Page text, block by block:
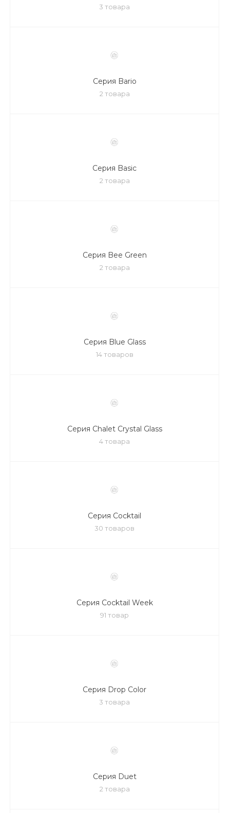
3 товара
Серия Bario
2 товара
Серия Basic
2 товара
Серия Bee Green
2 товара
Серия Blue Glass
14 товаров
Серия Chalet Crystal Glass
4 товара
Серия Cocktail
30 товаров
Серия Cocktail Week
91 товар
Серия Drop Color
3 товара
Серия Duet
2 товара